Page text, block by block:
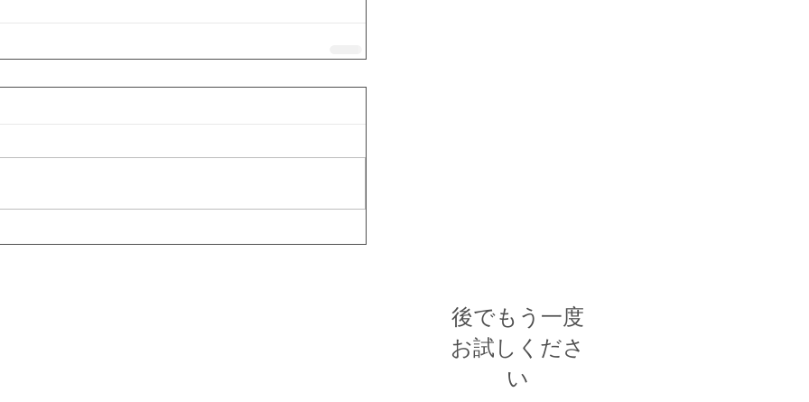
後でもう一度
お試しくださ
い